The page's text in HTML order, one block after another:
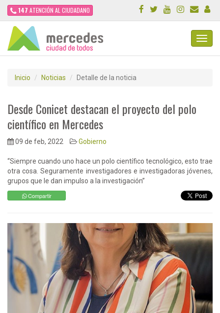
147 ATENCIÓN AL CIUDADANO
Inicio Noticias Detalle de la noticia
Desde Conicet destacan el proyecto del polo
científico en Mercedes
09 de feb, 2022 Gobierno
“Siempre cuando uno hace un polo científico tecnológico, esto trae
otra cosa. Seguramente investigadores e investigadoras jóvenes,
grupos que le dan impulso a la investigación”
Compartir